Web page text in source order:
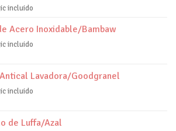
incluido
Acero Inoxidable/Bambaw
incluido
Lavadora/Goodgranel
incluido
de Luffa/Azal